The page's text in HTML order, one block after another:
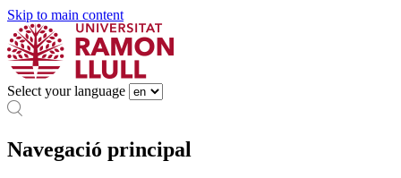
Skip to main content
Select your language
Navegació principal